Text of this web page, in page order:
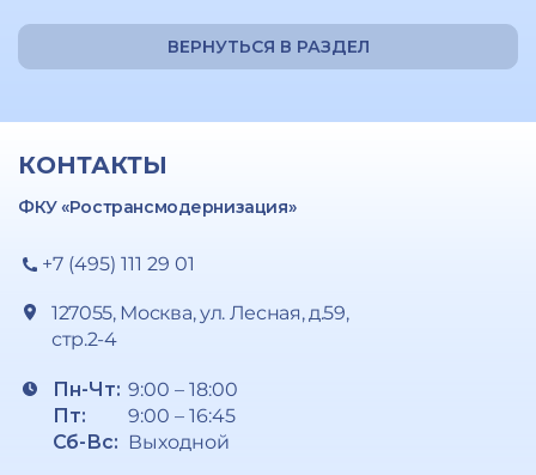
ВЕРНУТЬСЯ В РАЗДЕЛ
КОНТАКТЫ
ФКУ «Ространсмодернизация»
+7 (495) 111 29 01
127055, Москва, ул. Лесная, д.59,
стр.2-4
Пн-Чт:
Пт:
Сб-Вс:
9:00 – 18:00
9:00 – 16:45
Выходной